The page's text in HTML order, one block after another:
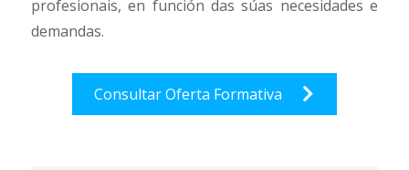
profesionais, en función das súas necesidades e
demandas.
Consultar Oferta Formativa